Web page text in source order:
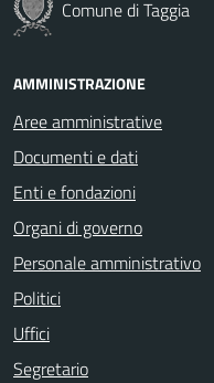
Comune di Taggia
AMMINISTRAZIONE
Aree amministrative
Documenti e dati
Enti e fondazioni
Organi di governo
Personale amministrativo
Politici
Uffici
Segretario